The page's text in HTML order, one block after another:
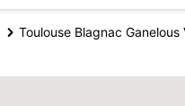
Toulouse Blagnac Ganelous